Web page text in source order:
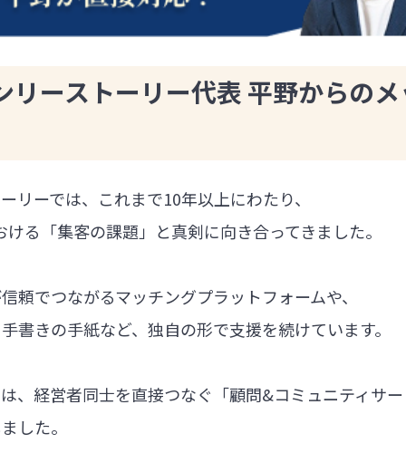
リーストーリー代表 平野からの
リーでは、これまで10年以上にわたり、
る「集客の課題」と真剣に向き合ってきました。
頼でつながるマッチングプラットフォームや、
書きの手紙など、独自の形で支援を続けています。
、経営者同士を直接つなぐ「顧問&コミュニティサ
した。